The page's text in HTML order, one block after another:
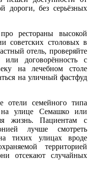
дороги, без серьёзных
рестораны высокой
советских столовых в
отель, проверяйте
или договорённость с
на лечебном столе
на уличный фастфуд
отели семейного типа
на улице Семашко или
жизнь. Пациентам с
лучше смотреть
тихих улицах вроде
территорией
отсекают случайных